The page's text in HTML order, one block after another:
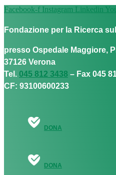
Facebook-f Instagram Linkedin
Fondazione per la Ricerca
presso Ospedale Maggiore,
37126 Verona
Tel. 045 812 3438 – Fax 045
CF: 93100600233
DONA
DONA